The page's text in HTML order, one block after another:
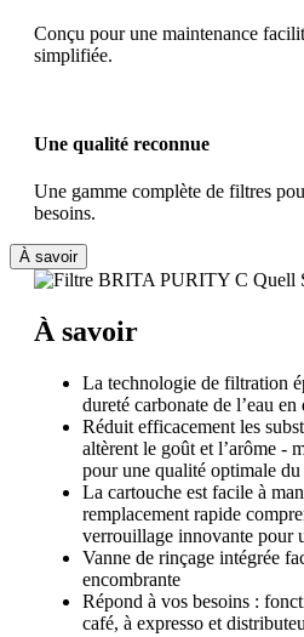
Conçu pour une maintenance
simplifiée.
Une qualité reconnue
Une gamme complète de filtres
besoins.
À savoir
À savoir
La technologie de filtration
dureté carbonate de l’eau en
Réduit efficacement les
altèrent le goût et l’arôme -
pour une qualité optimale
La cartouche est facile à
remplacement rapide
verrouillage innovante pour
Vanne de rinçage intégrée
encombrante
Répond à vos besoins :
café, à expresso et